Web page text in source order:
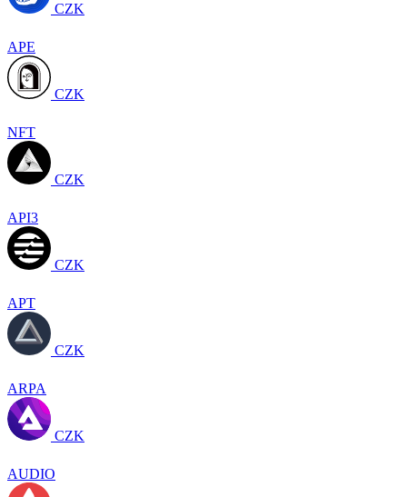
CZK
APE
CZK
NFT
CZK
API3
CZK
APT
CZK
ARPA
CZK
AUDIO